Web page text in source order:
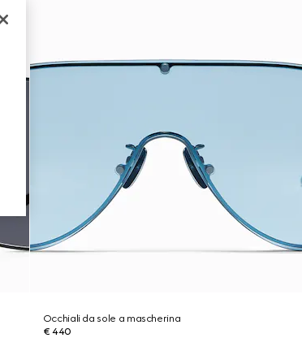
Occhiali da sole a mascherina
€ 440